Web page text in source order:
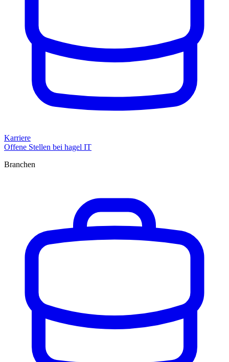
Karriere
Offene Stellen bei hagel IT
Branchen